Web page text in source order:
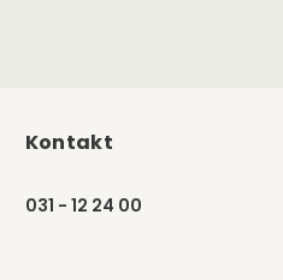
Kontakt
031 - 12 24 00